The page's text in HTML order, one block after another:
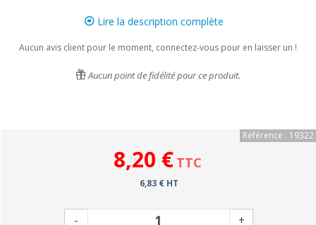
Lire la description complète
Aucun avis client pour le moment, connectez-vous pour en laisser un !
Aucun point de fidélité pour ce produit.
Référence : 19322
8,20 € TTC
6,83 € HT
- +